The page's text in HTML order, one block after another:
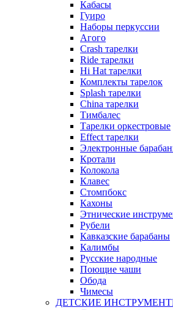
Кабасы
Гуиро
Наборы перкуссии
Агого
Crash тарелки
Ride тарелки
Hi Hat тарелки
Комплекты тарелок
Splash тарелки
China тарелки
Тимбалес
Тарелки оркестровые
Effect тарелки
Электронные
Кротали
Колокола
Клавес
Стомпбокс
Кахоны
Этнические
Рубели
Кавказские барабаны
Калимбы
Русские народные
Поющие чаши
Обода
Чимесы
ДЕТСКИЕ